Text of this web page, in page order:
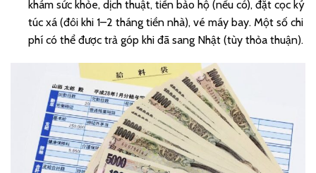
khám sức khỏe, dịch thuật, tiền bảo hộ (nếu có), đặt cọc ký
túc xá (đôi khi 1–2 tháng tiền nhà), vé máy bay. Một số chi
phí có thể được trả góp khi đã sang Nhật (tùy thỏa thuận).